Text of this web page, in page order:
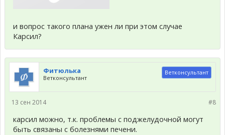
и вопрос такого плана ужен ли при этом случае
Карсил?
Фитюлька
Ветконсультант
Ветконсультант
#8
13 сен 2014
карсил можно, т.к. проблемы с поджелудочной могут
быть связаны с болезнями печени.